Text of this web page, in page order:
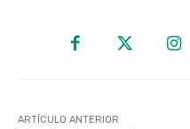
ARTÍCULO ANTERIOR